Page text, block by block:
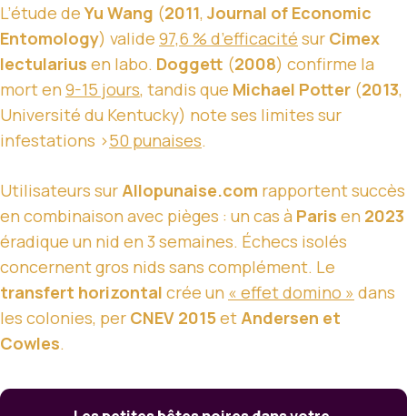
L’étude deYu Wang (2011,Journal of Economic
Entomology) valide 97,6 % d’efficacité sur Cimex
lectularius en labo. Doggett (2008) confirme la
mort en 9-15 jours, tandis que Michael Potter (2013,
Université du Kentucky) note ses limites sur
infestations >50 punaises.
Utilisateurs sur Allopunaise.com rapportent succès
en combinaison avec pièges : un cas à Paris en 2023
éradique un nid en 3 semaines. Échecs isolés
concernent gros nids sans complément. Le
transfert horizontal crée un « effet domino » dans
les colonies, per CNEV 2015et Andersen et
Cowles.